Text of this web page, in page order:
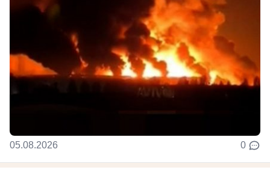
05.08.2026 0